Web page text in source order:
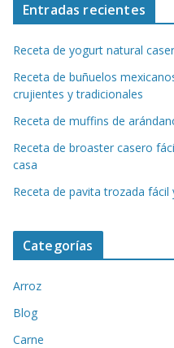
Entradas recientes
Receta de yogurt natural
Receta de buñuelos
crujientes y tradicionales
Receta de muffins de
Receta de broaster casero
casa
Receta de pavita trozada
Categorías
Arroz
Blog
Carne